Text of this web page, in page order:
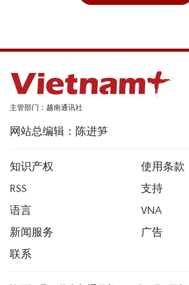
主管部门：越南通讯社
网站总编辑：陈进笋
知识产权
使用条款
RSS
支持
语言
VNA
新闻服务
广告
联系